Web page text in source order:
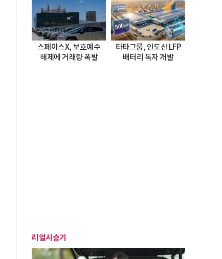
스페이스X, 보호예수
해제에 거래량 폭발
타타그룹, 인도산 LFP
배터리 독자 개발
리얼시승기